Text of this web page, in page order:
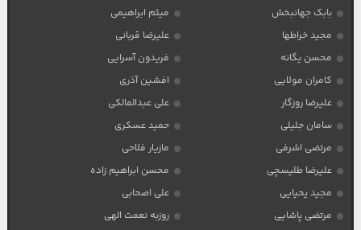
بابک جهانبخش
میثم ابراهیمی
مجید خراطها
علیرضا قربانی
محسن یگانه
فریدون آسرایی
کامران مولایی
افشین آذری
علیرضا روزگار
علی عبدالمالکی
سامان جلیلی
حمید عسکری
مرتضی اشرفی
مازیار فلاحی
علیرضا طلیسچی
محسن ابراهیم زاده
مجید یحیایی
علی اصحابی
مرتضی پاشایی
روزبه نعمت الهی